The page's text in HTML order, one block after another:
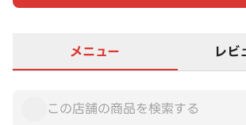
メニュー レビ